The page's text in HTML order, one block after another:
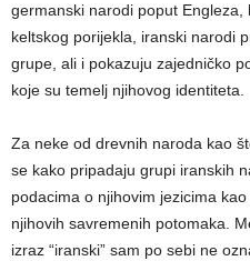
germanski narodi poput Engleza,
keltskog porijekla, iranski narodi
grupe, ali i pokazuju zajedničko
koje su temelj njihovog identiteta.
Za neke od drevnih naroda kao
se kako pripadaju grupi iranskih
podacima o njihovim jezicima
njihovih savremenih potomaka.
izraz “iranski” sam po sebi ne